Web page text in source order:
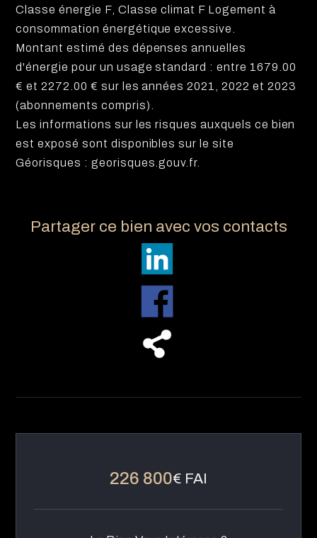
Classe énergie F, Classe climat F Logement à
consommation énergétique excessive.
Montant estimé des dépenses annuelles
d'énergie pour un usage standard : entre 1679.00
€ et 2272.00 € sur les années 2021, 2022 et 2023
(abonnements compris).
Les informations sur les risques auxquels ce bien
est exposé sont disponibles sur le site
Géorisques : georisques.gouv.fr.
Partager ce bien avec vos contacts
226 800€ FAI